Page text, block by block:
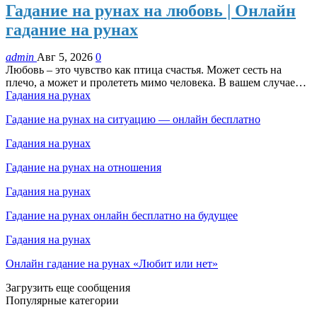
Гадание на рунах на любовь | Онлайн
гадание на рунах
admin Авг 5, 2026 0
Любовь – это чувство как птица счастья. Может сесть на
плечо, а может и пролететь мимо человека. В вашем случае…
Гадания на рунах
Гадание на рунах на ситуацию — онлайн бесплатно
Гадания на рунах
Гадание на рунах на отношения
Гадания на рунах
Гадание на рунах онлайн бесплатно на будущее
Гадания на рунах
Онлайн гадание на рунах «Любит или нет»
Загрузить еще сообщения
Популярные категории